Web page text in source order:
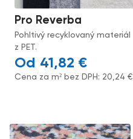
Pro Reverba
Pohltivý recyklovaný materiál
z PET.
41,82 €
Cena za m² bez DPH: 20,24€